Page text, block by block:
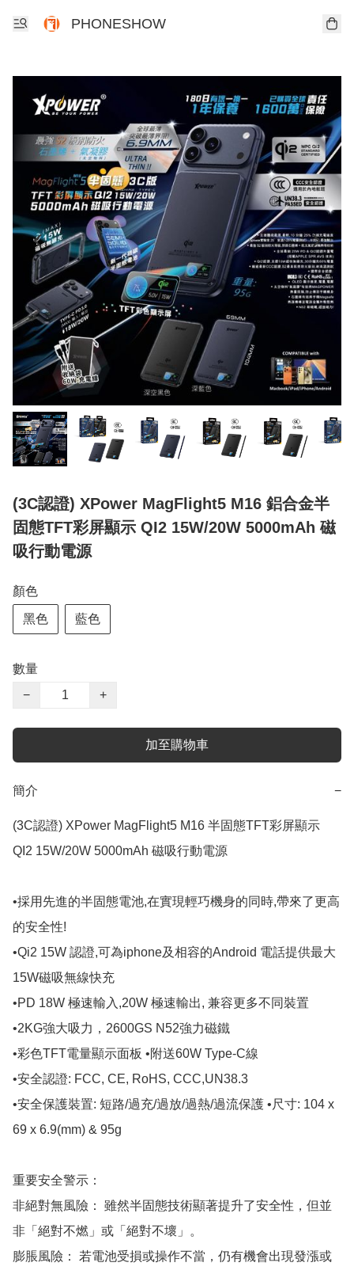
PHONESHOW
(3C認證) XPower MagFlight5 M16 鋁合金半
固態TFT彩屏顯示 QI2 15W/20W 5000mAh 磁
吸行動電源
顏色
黑色 藍色
數量
−
+
加至購物車
簡介 −
(3C認證) XPower MagFlight5 M16 半固態TFT彩屏顯示
QI2 15W/20W 5000mAh 磁吸行動電源
•採用先進的半固態電池,在實現輕巧機身的同時,帶來了更高
的安全性!
•Qi2 15W 認證,可為iphone及相容的Android 電話提供最大
15W磁吸無線快充
•PD 18W 極速輸入,20W 極速輸出, 兼容更多不同裝置
•2KG強大吸力，2600GS N52強力磁鐵
•彩色TFT電量顯示面板 •附送60W Type-C線
•安全認證: FCC, CE, RoHS, CCC,UN38.3
•安全保護裝置: 短路/過充/過放/過熱/過流保護 •尺寸: 104 x
69 x 6.9(mm) & 95g
重要安全警示：
非絕對無風險： 雖然半固態技術顯著提升了安全性，但並
非「絕對不燃」或「絕對不壞」。
膨脹風險： 若電池受損或操作不當，仍有機會出現發漲或